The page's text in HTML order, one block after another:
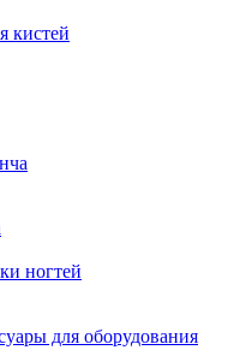
кистей
ногтей
для оборудования